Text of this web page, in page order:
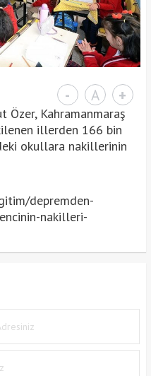
- A +
Özer, Kahramanmaraş
illerden 166 bin
okullara nakillerinin
depremden-
nakilleri-